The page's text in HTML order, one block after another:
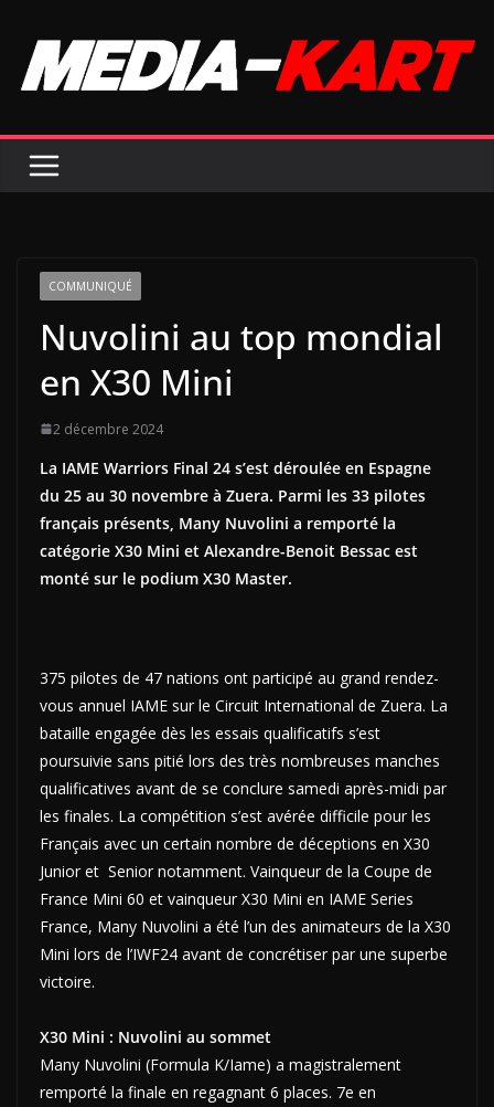
contenu
COMMUNIQUÉ
Nuvolini au top mondial
en X30 Mini
2 décembre 2024
La IAME Warriors Final 24 s’est déroulée en Espagne
du 25 au 30 novembre à Zuera. Parmi les 33 pilotes
français présents, Many Nuvolini a remporté la
catégorie X30 Mini et Alexandre-Benoit Bessac est
monté sur le podium X30 Master.
375 pilotes de 47 nations ont participé au grand rendez-
vous annuel IAME sur le Circuit International de Zuera. La
bataille engagée dès les essais qualificatifs s’est
poursuivie sans pitié lors des très nombreuses manches
qualificatives avant de se conclure samedi après-midi par
les finales. La compétition s’est avérée difficile pour les
Français avec un certain nombre de déceptions en X30
Junior et Senior notamment. Vainqueur de la Coupe de
France Mini 60 et vainqueur X30 Mini en IAME Series
France, Many Nuvolini a été l’un des animateurs de la X30
Mini lors de l’IWF24 avant de concrétiser par une superbe
victoire.
X30 Mini : Nuvolini au sommet
Many Nuvolini (Formula K/Iame) a magistralement
remporté la finale en regagnant 6 places. 7e en